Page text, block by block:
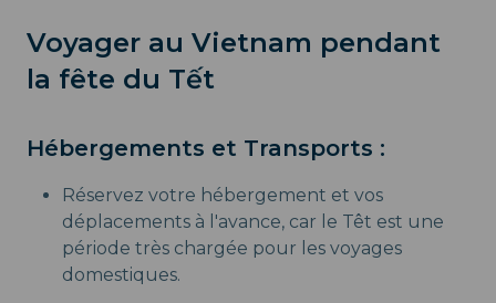
Voyager au Vietnam pendant
la fête du Tết
Hébergements et Transports :
Réservez votre hébergement et vos
déplacements à l'avance, car le Têt est une
période très chargée pour les voyages
domestiques.